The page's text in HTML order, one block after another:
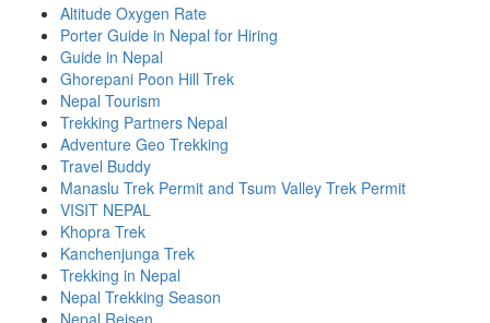
Altitude Oxygen Rate
Porter Guide in Nepal for Hiring
Guide in Nepal
Ghorepani Poon Hill Trek
Nepal Tourism
Trekking Partners Nepal
Adventure Geo Trekking
Travel Buddy
Manaslu Trek Permit and Tsum Valley Trek Permit
VISIT NEPAL
Khopra Trek
Kanchenjunga Trek
Trekking in Nepal
Nepal Trekking Season
Nepal Reisen